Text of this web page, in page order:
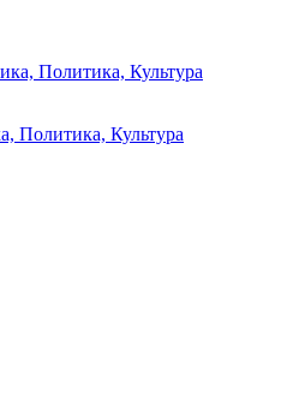
Культура